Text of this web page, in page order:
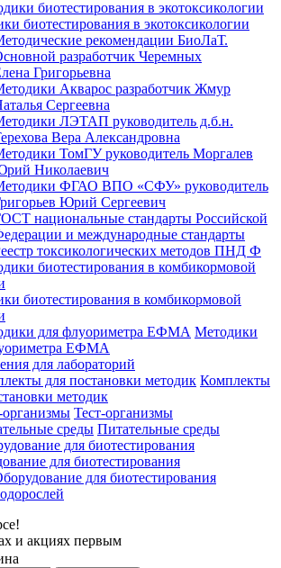
биотестирования в экотоксикологии
рекомендации БиоЛаТ.
разработчик Черемных
Григорьевна
Акварос разработчик Жмур
Сергеевна
ЛЭТАП руководитель д.б.н.
Вера Александровна
ТомГУ руководитель Моргалев
Николаевич
ФГАО ВПО «СФУ» руководитель
Юрий Сергеевич
национальные стандарты Российской
и международные стандарты
токсикологических методов ПНД Ф
биотестирования в комбикормовой
Методики
ЕФМА
для лабораторий
Комплекты
методик
Тест-организмы
Питательные среды
для биотестирования
для биотестирования
и акциях первым